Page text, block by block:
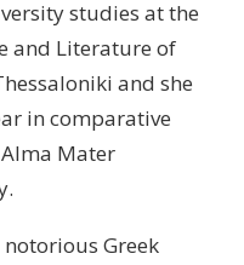
studies at the
and Literature of
and she
in comparative
Mater
notorious Greek